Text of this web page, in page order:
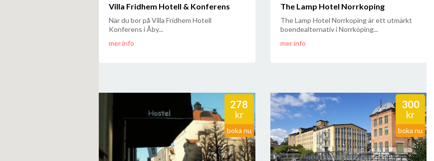
Villa Fridhem Hotell & Konferens
När du bor på Villa Fridhem Hotell
Konferens i Åby...
mer info
The Lamp Hotel Norrkoping
The Lamp Hotel Norrkoping är ett utmärkt
boendealternativ i Norrköping...
mer info
278
kr
boka nu
300
kr
boka nu